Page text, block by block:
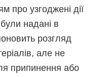
про узгоджені дії
були надані в
розгляд
але не
припинення або